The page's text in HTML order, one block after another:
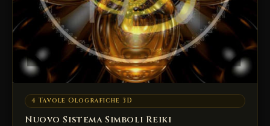
4 Tavole Olografiche 3D
Nuovo Sistema Simboli Reiki